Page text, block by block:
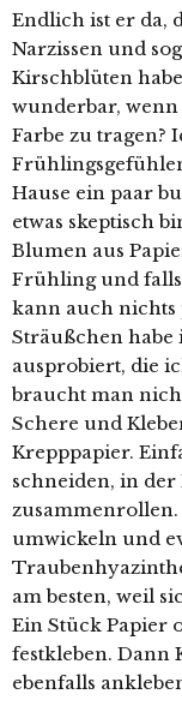
Endlich ist er da,
Narzissen und
Kirschblüten
wunderbar, wenn
Farbe zu tragen?
Hause ein paar
etwas skeptisch
Blumen aus
Frühling und
kann auch nichts
Sträußchen
ausprobiert, die
braucht man
Schere und
Krepppapier.
schneiden, in
umwickeln und
am besten, weil
Ein Stück Papier
festkleben. Dann
ebenfalls